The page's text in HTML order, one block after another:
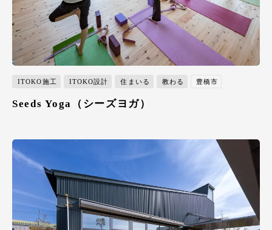
ITOKO施工 ITOKO設計 住まいる 教わる 豊橋市
Seeds Yoga（シーズヨガ）